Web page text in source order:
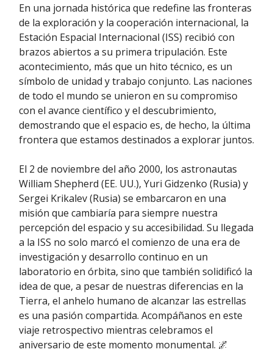
En una jornada histórica que redefine las fronteras
de la exploración y la cooperación internacional, la
Estación Espacial Internacional (ISS) recibió con
brazos abiertos a su primera tripulación. Este
acontecimiento, más que un hito técnico, es un
símbolo de unidad y trabajo conjunto. Las naciones
de todo el mundo se unieron en su compromiso
con el avance científico y el descubrimiento,
demostrando que el espacio es, de hecho, la última
frontera que estamos destinados a explorar juntos.
El 2 de noviembre del año 2000, los astronautas
William Shepherd (EE. UU.), Yuri Gidzenko (Rusia) y
Sergei Krikalev (Rusia) se embarcaron en una
misión que cambiaría para siempre nuestra
percepción del espacio y su accesibilidad. Su llegada
a la ISS no solo marcó el comienzo de una era de
investigación y desarrollo continuo en un
laboratorio en órbita, sino que también solidificó la
idea de que, a pesar de nuestras diferencias en la
Tierra, el anhelo humano de alcanzar las estrellas
es una pasión compartida. Acompáñanos en este
viaje retrospectivo mientras celebramos el
aniversario de este momento monumental. 🌌